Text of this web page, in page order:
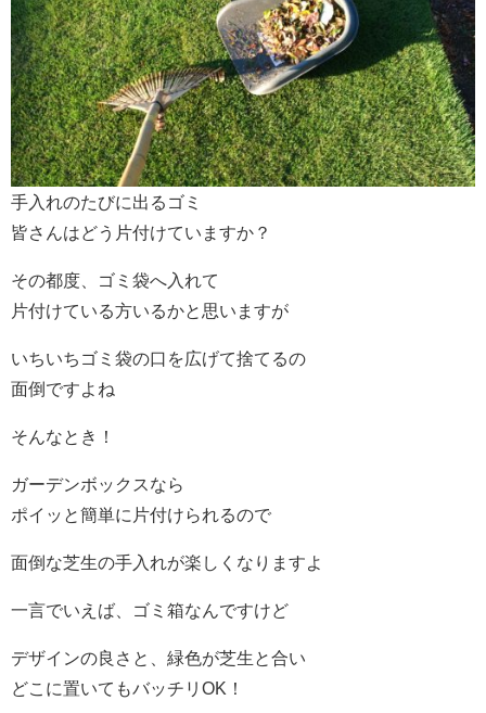
手入れのたびに出るゴミ
皆さんはどう片付けていますか？
その都度、ゴミ袋へ入れて
片付けている方いるかと思いますが
いちいちゴミ袋の口を広げて捨てるの
面倒ですよね
そんなとき！
ガーデンボックスなら
ポイッと簡単に片付けられるので
面倒な芝生の手入れが楽しくなりますよ
一言でいえば、ゴミ箱なんですけど
デザインの良さと、緑色が芝生と合い
どこに置いてもバッチリOK！